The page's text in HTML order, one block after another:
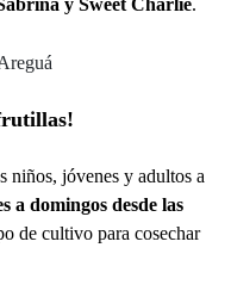
y Sweet Charlie.
niños, jóvenes y adultos a
a domingos desde las
de cultivo para cosechar